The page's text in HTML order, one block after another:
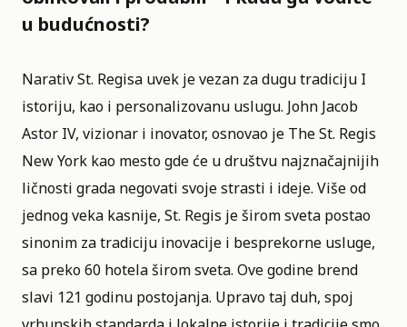
u budućnosti?
Narativ St. Regisa uvek je vezan za dugu tradiciju I
istoriju, kao i personalizovanu uslugu. John Jacob
Astor IV, vizionar i inovator, osnovao je The St. Regis
New York kao mesto gde će u društvu najznačajnijih
ličnosti grada negovati svoje strasti i ideje. Više od
jednog veka kasnije, St. Regis je širom sveta postao
sinonim za tradiciju inovacije i besprekorne usluge,
sa preko 60 hotela širom sveta. Ove godine brend
slavi 121 godinu postojanja. Upravo taj duh, spoj